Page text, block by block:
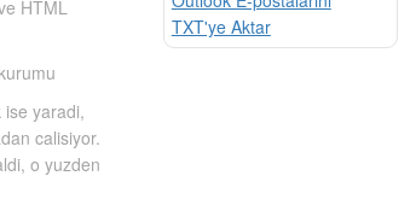
HTML
yaradi,
calisiyor.
o yuzden
TXT'ye Aktar